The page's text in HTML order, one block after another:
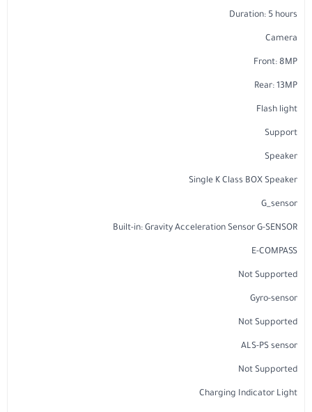
Duration: 5 hours
Camera
Front: 8MP
Rear: 13MP
Flash light
Support
Speaker
Single K Class BOX Speaker
G_sensor
Built-in: Gravity Acceleration Sensor G-SENSOR
E-COMPASS
Not Supported
Gyro-sensor
Not Supported
ALS-PS sensor
Not Supported
Charging Indicator Light